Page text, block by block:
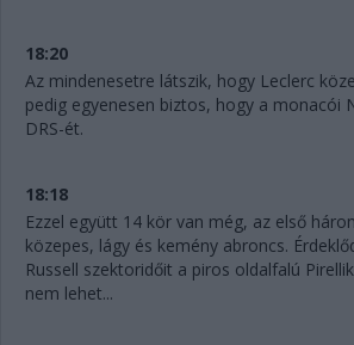
18:20
Az mindenesetre látszik, hogy Leclerc
pedig egyenesen biztos, hogy a monacói
DRS-ét.
18:18
Ezzel együtt 14 kör van még, az első
közepes, lágy és kemény abroncs.
Russell szektoridőit a piros oldalfalú
nem lehet...